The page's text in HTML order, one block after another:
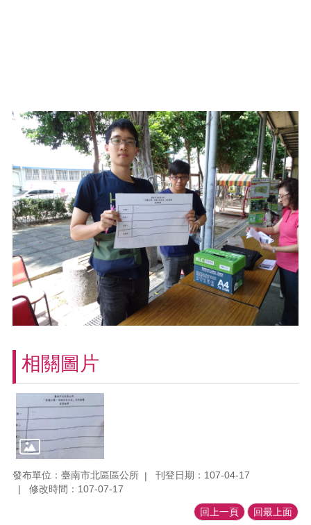
相關圖片
發布單位：臺南市北區區公所
刊登日期：107-04-17
修改時間：107-07-17
回上一頁 回最上面